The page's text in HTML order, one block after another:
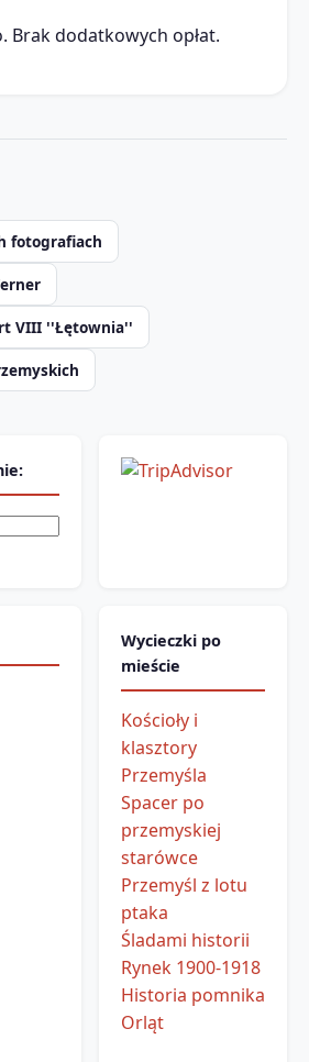
Brak dodatkowych opłat.
fotografiach
VIII ''Łętownia''
Wycieczki po
mieście
Kościoły i
klasztory
Przemyśla
Spacer po
przemyskiej
starówce
Przemyśl z lotu
ptaka
Śladami historii
Rynek 1900-1918
Historia pomnika
Orląt